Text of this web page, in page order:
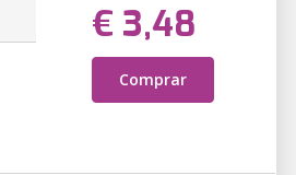
€ 3,48
Comprar